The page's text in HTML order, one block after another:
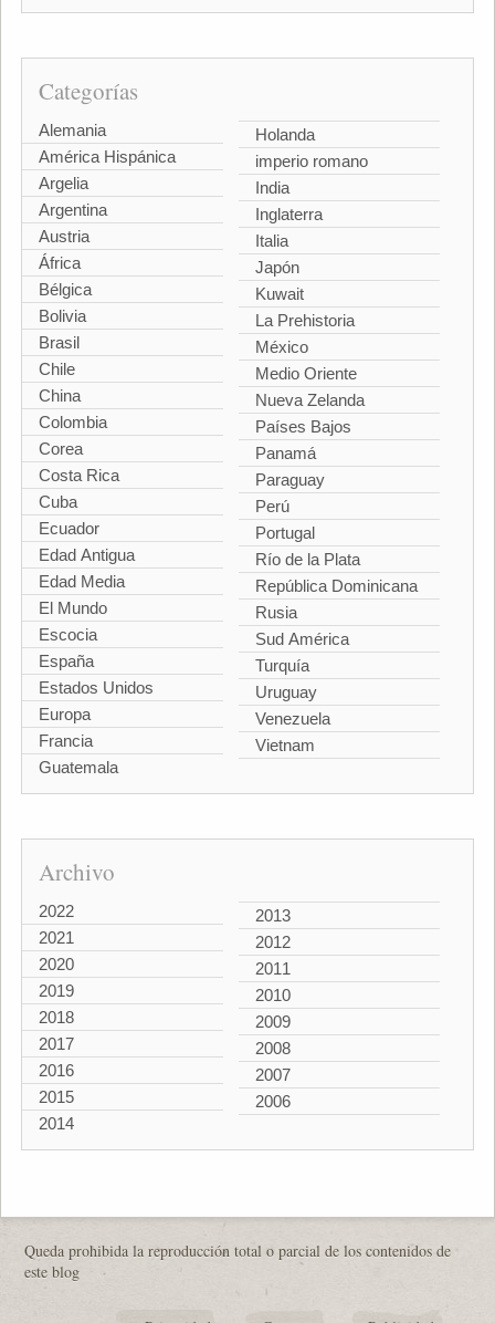
Categorías
Alemania
América Hispánica
Argelia
Argentina
Austria
África
Bélgica
Bolivia
Brasil
Chile
China
Colombia
Corea
Costa Rica
Cuba
Ecuador
Edad Antigua
Edad Media
El Mundo
Escocia
España
Estados Unidos
Europa
Francia
Guatemala
Holanda
imperio romano
India
Inglaterra
Italia
Japón
Kuwait
La Prehistoria
México
Medio Oriente
Nueva Zelanda
Países Bajos
Panamá
Paraguay
Perú
Portugal
Río de la Plata
República Dominicana
Rusia
Sud América
Turquía
Uruguay
Venezuela
Vietnam
Archivo
2022
2021
2020
2019
2018
2017
2016
2015
2014
2013
2012
2011
2010
2009
2008
2007
2006
Queda prohibida la reproducción total o parcial de los contenidos de
este blog